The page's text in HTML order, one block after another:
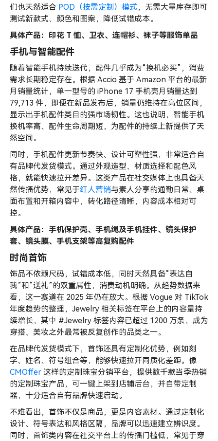
们也天然适合 POD（按需定制）模式 ，无需大量库存即可
测试新款式、颜色和图案，降低试错成本。
具体产品：印花 T 恤、卫衣、连帽衫、袜子等服饰单品
手机与智能配件
随着智能手机持续迭代，配件几乎成为“换机必买”，消费
需求长期稳定存在。根据 Accio 基于 Amazon 平台的最新
月销量统计，单一型号的 iPhone 17 手机壳月销量达到
79,713 件，即便在新品发布后，销量仍维持在高位区间，
显示出手机配件类目的强市场韧性。这也说明，智能手机
换机率高、配件生命周期短，为配件的持续上新提供了天
然空间。
同时，手机配件更新节奏快、设计可塑性强，非常适合自
有品牌代发货模式。通过外观造型、材质选择和配色风
格，就能快速拉开差异。这类产品在社交媒体上也具备天
然传播优势，常见于红人营销与素人分享的通勤日常、桌
面布置和开箱内容中，转化路径清晰，内容成本相对可
控。
具体产品：手机保护壳、手机绳及手机挂件、镜头保护
套、镜头膜、手机支架等高复购配件
时尚首饰
饰品不依赖尺码，试错成本低，同时天然具备“表达自
我”和“送礼”的双重属性，消费动机明确。从趋势数据来
看，这一赛道在 2025 年仍在放大。根据 Vogue 对 TikTok
年度趋势的整理，Jewelry 相关标签在平台上的内容量持
续增长，其中 #Jewelry 标签内容已超过 1200 万条，成为
穿搭、美妆之外最常被反复创作的品类之一。
在品牌代发货模式下，首饰还具有定制化优势，例如刻
字、姓名、符号组合等，能够快速拉开同质化差距。像
CMOffer 这样的定制珠宝分销平台，提供数千款当季热销
的定制珠宝产品，可一键上架到店铺后台，并自带定制
器，十分适合自有品牌快速启动。
不难看出，首饰不仅是商品，更是内容素材。通过定制化
设计、符号表达和风格区隔，品牌可以迅速建立辨识度。
同时，首饰类内容在社交平台上的传播门槛低，常见于穿